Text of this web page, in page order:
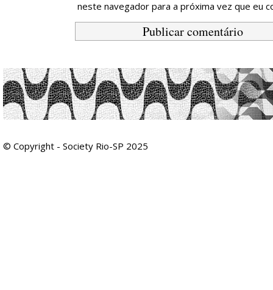
neste navegador para a próxima vez que eu
© Copyright - Society Rio-SP 2025